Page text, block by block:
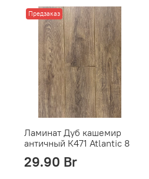
Предзаказ
Ламинат Дуб кашемир
античный К471 Atlantic 8
29.90 Br